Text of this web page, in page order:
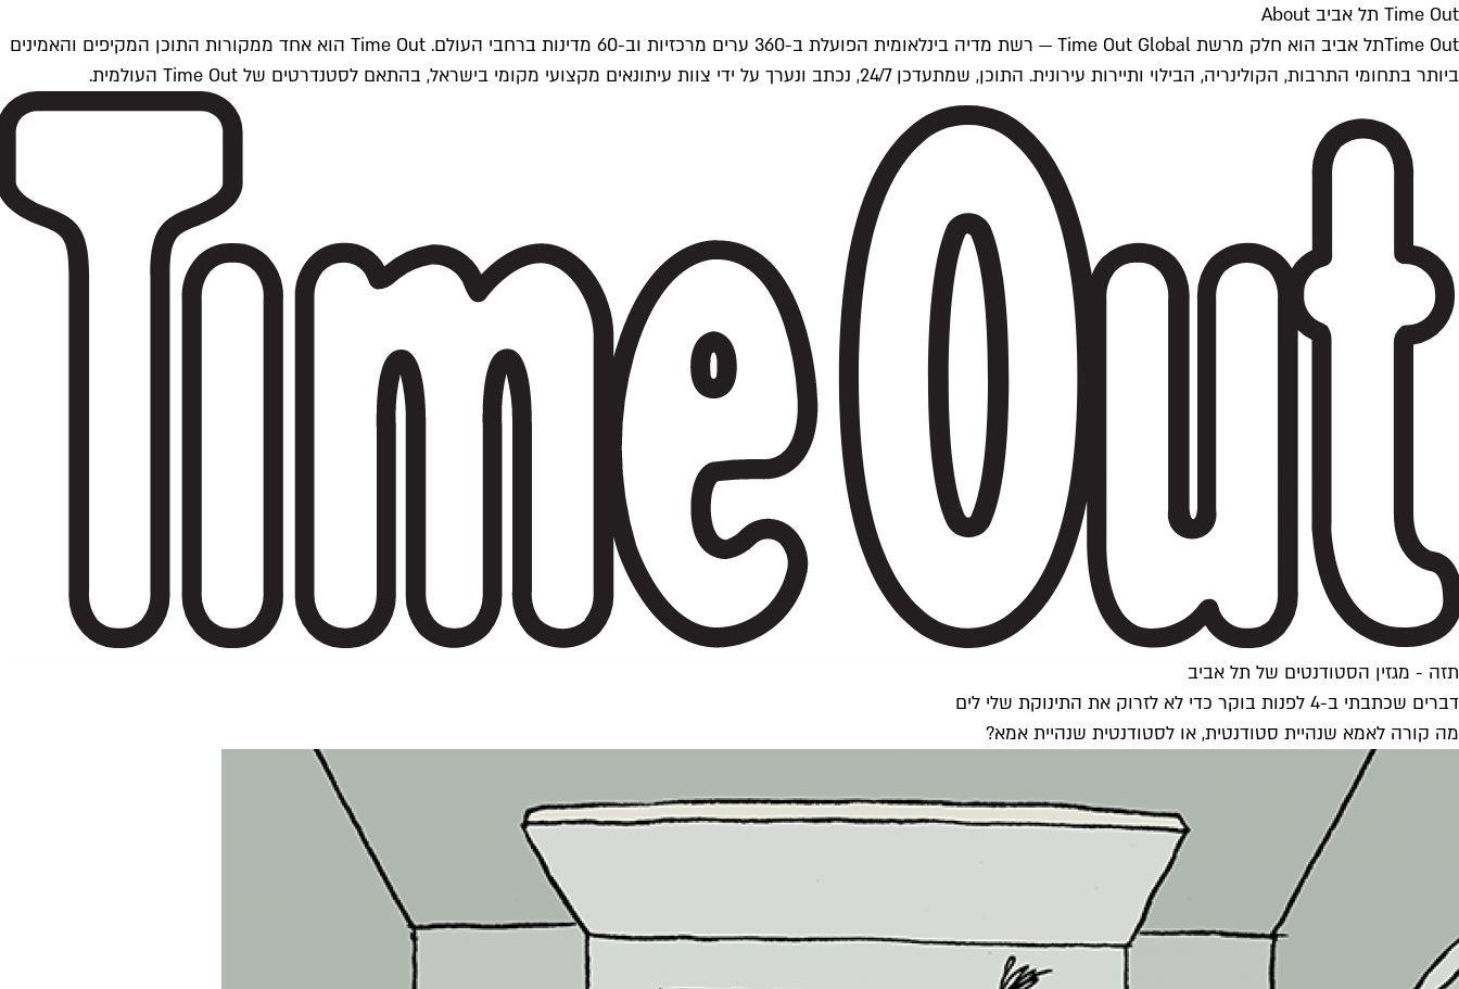
Time Out תל אביב About
Time Outתל אביב הוא חלק מרשת Time Out Global — רשת מדיה בינלאומית הפועלת ב-360 ערים מרכזיות וב-60 מדינות ברחבי העולם. Time Out הוא אחד ממקורות התוכן המקיפים והאמינים
ביותר בתחומי התרבות, הקולינריה, הבילוי ותיירות עירונית. התוכן, שמתעדכן 24/7, נכתב ונערך על ידי צוות עיתונאים מקצועי מקומי בישראל, בהתאם לסטנדרטים של Time Out העולמית.
תזה - מגזין הסטודנטים של תל אביב
דברים שכתבתי ב-4 לפנות בוקר כדי לא לזרוק את התינוקת שלי לים
מה קורה לאמא שנהיית סטודנטית, או לסטודנטית שנהיית אמא?